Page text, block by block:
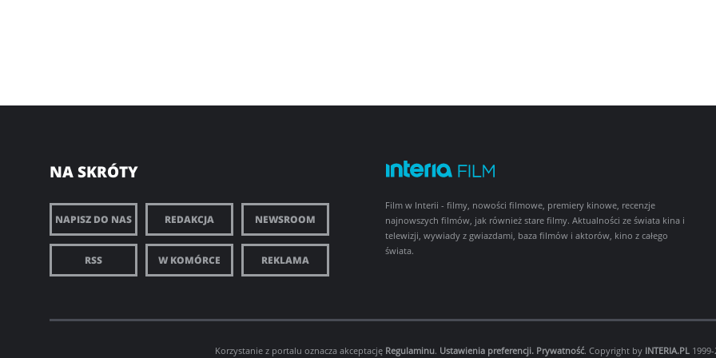
NA SKRÓTY
NAPISZ DO NAS REDAKCJA NEWSROOM
RSS W KOMÓRCE REKLAMA
Film w Interii - filmy, nowości filmowe, premiery kinowe, recenzje
najnowszych filmów, jak również stare filmy. Aktualności ze świata kina i
telewizji, wywiady z gwiazdami, baza filmów i aktorów, kino z całego
świata.
Korzystanie z portalu oznacza akceptację Regulaminu. Ustawienia preferencji. Prywatność. Copyright by INTERIA.PL